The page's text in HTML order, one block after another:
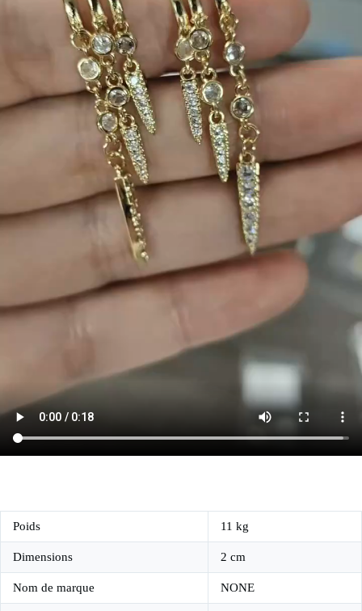
Poids 11 kg
Dimensions 2 cm
Nom de marque NONE